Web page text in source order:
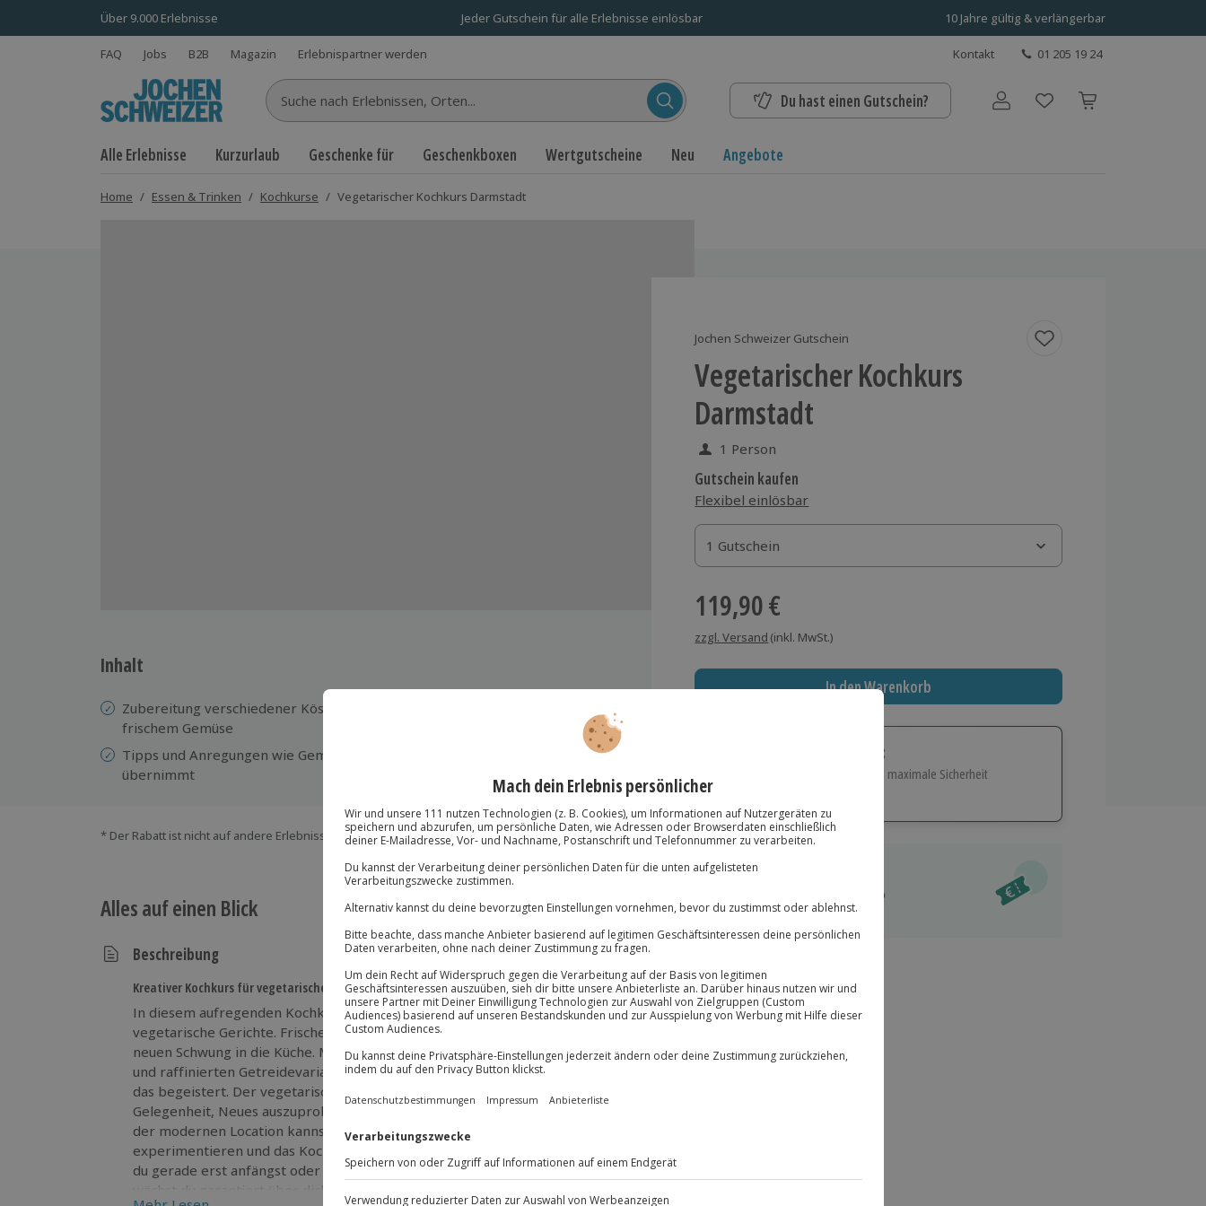
Über 9.000 Erlebnisse Jeder Gutschein für alle Erlebnisse einlösbar 10 Jahre gültig & verlängerbar
FAQ Jobs B2B Magazin Erlebnispartner werden Kontakt 01 205 19 24
Suche nach Erlebnissen... Du hast einen Gutschein? Benutzerkonto
Alle Erlebnisse Kurzurlaub Geschenke für Geschenkboxen Wertgutscheine Neu Angebote
Home / Essen & Trinken / Kochkurse / Vegetarischer Kochkurs Darmstadt
Jochen Schweizer Gutschein
Vegetarischer Kochkurs
Darmstadt
1 Person
Gutschein kaufen
Flexibel einlösbar
1 Gutschein
1 Gutschein
1 Gutschein
119,90 €
zzgl. Versand (inkl. MwSt.)
In den Warenkorb
Immer das richtige Geschenk:
Große Auswahl, volle Flexibilität und maximale Sicherheit
Große Auswahl
Über 9.000 Erlebnisse.
Jeder Gutschein für alle Erlebnisse einlösbar.
10 Jahre gültig & verlängerbar.
-15%* Club Deal verfügbar
Direktabzug im Warenkorb
Melde dich hier an
Inhalt
Zubereitung verschiedener Köstlichkeiten aus Getreide, Tofu und viel
frischem Gemüse
Tipps und Anregungen wie Gemüse die Hauptrolle auf ihrem Teller
übernimmt
* Der Rabatt ist nicht auf andere Erlebnisse bei der Einlösung übertragbar.Details
Alles auf einen Blick
Beschreibung
Kreativer Kochkurs für vegetarische Genussmomente
In diesem aufregenden Kochkurs in Darmstadt dreht sich alles um köstliche
vegetarische Gerichte. Frische Zutaten und kreative Rezepte bringen dir
neuen Schwung in die Küche. Mit buntem Gemüse, aromatischen Kräutern
und raffinierten Getreidevariationen zauberst du ein Geschmackserlebnis,
das begeistert. Der vegetarische Kochkurs bietet dir die perfekte
Gelegenheit, Neues auszuprobieren und frische Inspiration zu sammeln. In
der modernen Location kannst du in entspannter Atmosphäre
experimentieren und das Kochen aus einer neuen Perspektive erleben. Ob
du gerade erst anfängst oder schon ein erfahrener Hobbykoch bist – hier
wächst du garantiert über dich hinaus. Jetzt ausprobieren und die